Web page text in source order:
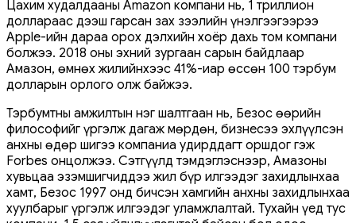
Цахим худалдааны Amazon компани нь, 1 триллион
доллараас дээш гарсан зах зээлийн үнэлгээгээрээ
Apple-ийн дараа орох дэлхийн хоёр дахь том компани
болжээ. 2018 оны эхний зургаан сарын байдлаар
Амазон, өмнөх жилийнхээс 41%-иар өссөн 100 тэрбум
долларын орлого олж байжээ.
Тэрбумтны амжилтын нэг шалтгаан нь, Безос өөрийн
философийг үргэлж дагаж мөрдөн, бизнесээ эхлүүлсэн
анхны өдөр шигээ компаниа удирддагт оршдог гэж
Forbes онцолжээ. Сэтгүүлд тэмдэглэснээр, Амазоны
хувьцаа эзэмшигчиддээ жил бүр илгээдэг захидлынхаа
хамт, Безос 1997 онд бичсэн хамгийн анхны захидлынхаа
хуулбарыг үргэлж илгээдэг уламжлалтай. Тухайн үед тус